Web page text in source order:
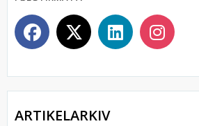
ARTIKELARKIV